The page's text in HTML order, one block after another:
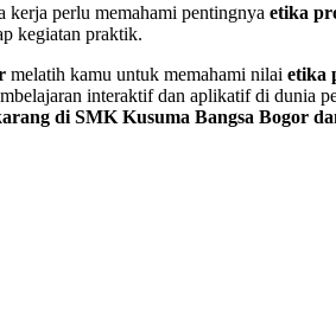
perlu memahami pentingnya etika
kegiatan praktik.
melatih kamu untuk memahami nilai etika
interaktif dan aplikatif di dunia
di SMK Kusuma Bangsa Bogor